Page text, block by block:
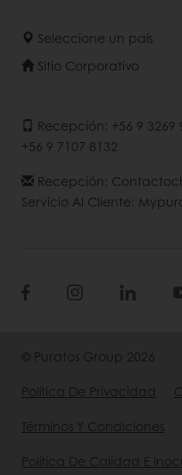
Seleccione un país
Sitio Corporativo
Recepción: +56 9
+56 9 7107 8132
Recepción:
Servicio Al Cliente:
© Puratos Group 2026
Política De Privacidad
Términos Y Condiciones
Política De Calidad E